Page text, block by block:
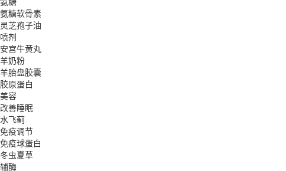
氨糖软骨素
灵芝孢子油
喷剂
安宫牛黄丸
羊奶粉
羊胎盘胶囊
胶原蛋白
美容
改善睡眠
水飞蓟
免疫调节
免疫球蛋白
冬虫夏草
辅酶